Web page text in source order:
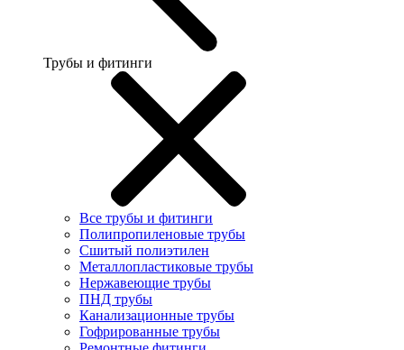
Трубы и фитинги
Все трубы и фитинги
Полипропиленовые трубы
Сшитый полиэтилен
Металлопластиковые трубы
Нержавеющие трубы
ПНД трубы
Канализационные трубы
Гофрированные трубы